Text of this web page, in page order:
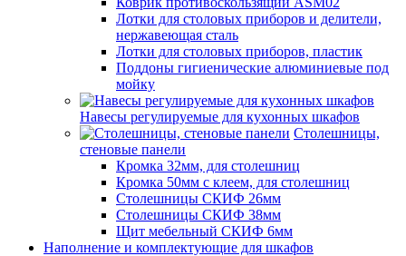
Лотки для столовых приборов и делители,
нержавеющая сталь
Лотки для столовых приборов, пластик
Поддоны гигиенические алюминиевые под
мойку
Навесы регулируемые для кухонных шкафов
Столешницы,
стеновые панели
Кромка 32мм, для столешниц
Кромка 50мм с клеем, для столешниц
Столешницы СКИФ 26мм
Столешницы СКИФ 38мм
Щит мебельный СКИФ 6мм
Наполнение и комплектующие для шкафов